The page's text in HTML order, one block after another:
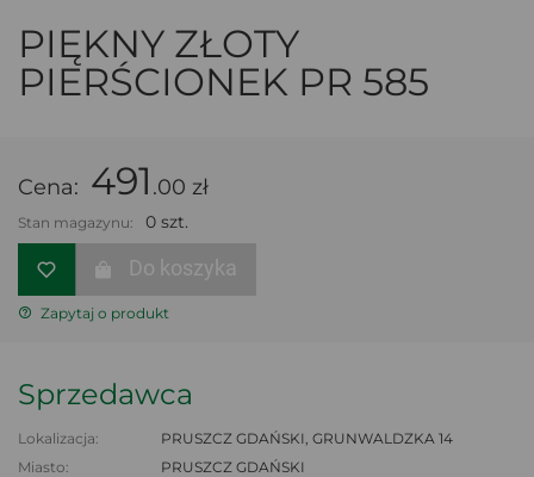
PIĘKNY ZŁOTY
PIERŚCIONEK PR 585
Cena: 491 .00 zł
Stan magazynu: 0 szt.
Do koszyka
Zapytaj o produkt
Sprzedawca
Lokalizacja:
PRUSZCZ GDAŃSKI, GRUNWALDZKA 14
Miasto:
PRUSZCZ GDAŃSKI